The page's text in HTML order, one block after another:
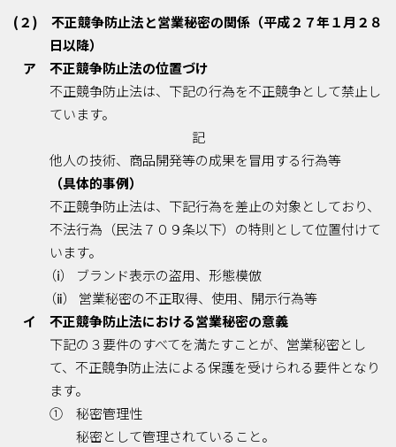
(２) 不正競争防止法と営業秘密の関係（平成２７年１月２８
日以降）
ア 不正競争防止法の位置づけ
不正競争防止法は、下記の行為を不正競争として禁止し
ています。
記
他人の技術、商品開発等の成果を冒用する行為等
（具体的事例）
不正競争防止法は、下記行為を差止の対象としており、
不法行為（民法７０９条以下）の特則として位置付けて
います。
（ⅰ） ブランド表示の盗用、形態模倣
（ⅱ） 営業秘密の不正取得、使用、開示行為等
イ 不正競争防止法における営業秘密の意義
下記の３要件のすべてを満たすことが、営業秘密とし
て、不正競争防止法による保護を受けられる要件となり
ます。
① 秘密管理性
秘密として管理されていること。